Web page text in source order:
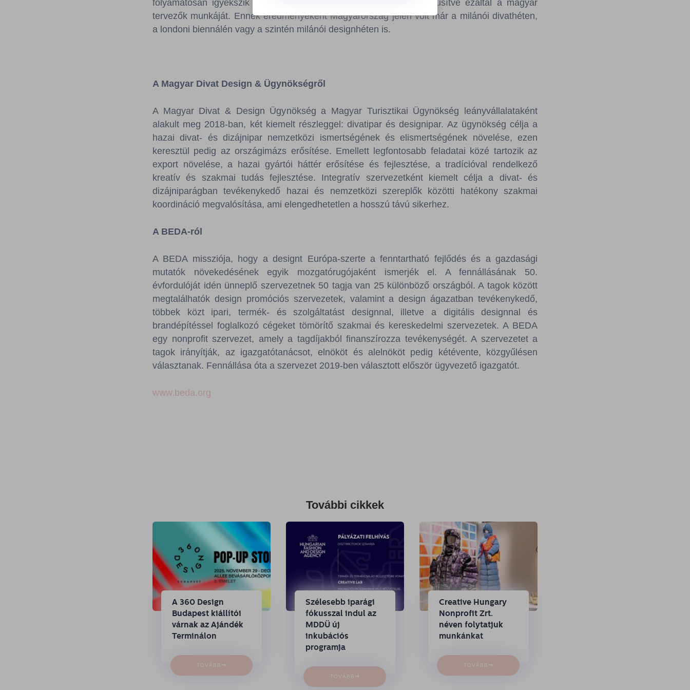
folyamatosan igyekszik jelen lenni nemzetközi szinten is, népszerűsítve ezáltal a magyar
tervezők munkáját. Ennek eredményeként Magyarország jelen volt már a milánói divathéten,
a londoni biennálén vagy a szintén milánói designhéten is.
A Magyar Divat Design & Ügynökségről
A Magyar Divat & Design Ügynökség a Magyar Turisztikai Ügynökség leányvállalataként
alakult meg 2018-ban, két kiemelt részleggel: divatipar és designipar. Az ügynökség célja a
hazai divat- és dizájnipar nemzetközi ismertségének és elismertségének növelése, ezen
keresztül pedig az országimázs erősítése. Emellett legfontosabb feladatai közé tartozik az
export növelése, a hazai gyártói háttér erősítése és fejlesztése, a tradícióval rendelkező
kreatív és szakmai tudás fejlesztése. Integratív szervezetként kiemelt célja a divat- és
dizájniparágban tevékenykedő hazai és nemzetközi szereplők közötti hatékony szakmai
koordináció megvalósítása, ami elengedhetetlen a hosszú távú sikerhez.
A BEDA-ról
A BEDA missziója, hogy a designt Európa-szerte a fenntartható fejlődés és a gazdasági
mutatók növekedésének egyik mozgatórugójaként ismerjék el. A fennállásának 50.
évfordulóját idén ünneplő szervezetnek 50 tagja van 25 különböző országból. A tagok között
megtalálhatók design promóciós szervezetek, valamint a design ágazatban tevékenykedő,
többek közt ipari, termék- és szolgáltatást designnal, illetve a digitális designnal és
brandépítéssel foglalkozó cégeket tömörítő szakmai és kereskedelmi szervezetek. A BEDA
egy nonprofit szervezet, amely a tagdíjakból finanszírozza tevékenységét. A szervezetet a
tagok irányítják, az igazgatótanácsot, elnököt és alelnököt pedig kétévente, közgyűlésen
választanak. Fennállása óta a szervezet 2019-ben választott először ügyvezető igazgatót.
www.beda.org
További cikkek
A 360 Design
Budapest kiállítói
várnak az Ajándék
Terminálon
TOVÁBB →
Szélesebb iparági
fókusszal indul az
MDDÜ új
inkubációs
programja
TOVÁBB →
Creative Hungary
Nonprofit Zrt.
néven folytatjuk
munkánkat
TOVÁBB →